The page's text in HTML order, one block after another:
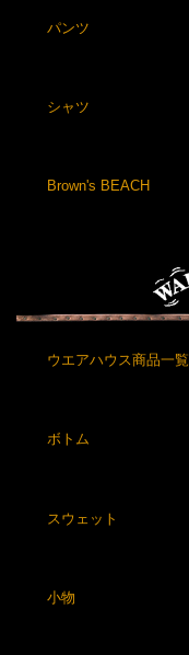
パンツ
シャツ
Brown's BEACH
ウエアハウス商品一覧
ボトム
スウェット
小物